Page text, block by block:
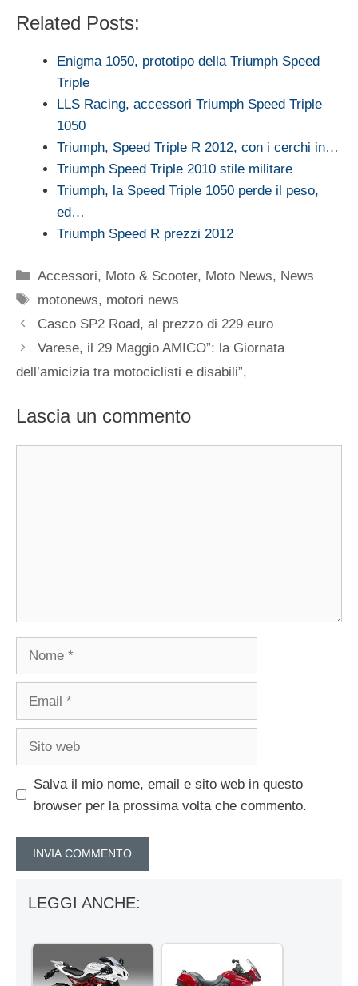
Related Posts:
Enigma 1050, prototipo della Triumph Speed
Triple
LLS Racing, accessori Triumph Speed Triple
1050
Triumph, Speed Triple R 2012, con i cerchi in…
Triumph Speed Triple 2010 stile militare
Triumph, la Speed Triple 1050 perde il peso,
ed…
Triumph Speed R prezzi 2012
Categorie
Accessori, Moto & Scooter, Moto News, News
Tag
motonews, motori news
Casco SP2 Road, al prezzo di 229 euro
Varese, il 29 Maggio AMICO”: la Giornata
dell’amicizia tra motociclisti e disabili”,
Lascia un commento
Salva il mio nome, email e sito web in questo
browser per la prossima volta che commento.
LEGGI ANCHE: